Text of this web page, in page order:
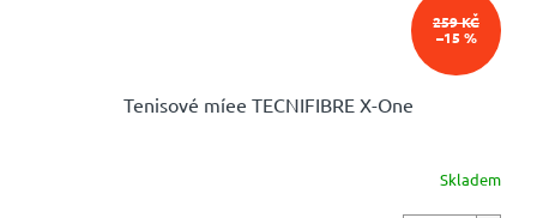
259 KČ
–15 %
Tenisové míee TECNIFIBRE X-One
Skladem